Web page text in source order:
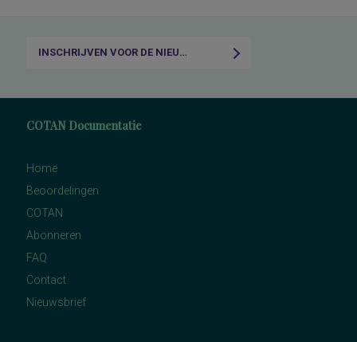
INSCHRIJVEN VOOR DE NIEUWSBRIEF
COTAN Documentatie
Home
Beoordelingen
COTAN
Abonneren
FAQ
Contact
Nieuwsbrief